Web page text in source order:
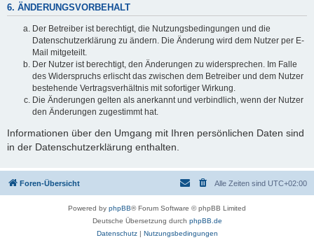
6. ÄNDERUNGSVORBEHALT
Der Betreiber ist berechtigt, die Nutzungsbedingungen und die
Datenschutzerklärung zu ändern. Die Änderung wird dem Nutzer per E-
Mail mitgeteilt.
Der Nutzer ist berechtigt, den Änderungen zu widersprechen. Im Falle
des Widerspruchs erlischt das zwischen dem Betreiber und dem Nutzer
bestehende Vertragsverhältnis mit sofortiger Wirkung.
Die Änderungen gelten als anerkannt und verbindlich, wenn der Nutzer
den Änderungen zugestimmt hat.
Informationen über den Umgang mit Ihren persönlichen Daten sind
in der Datenschutzerklärung enthalten.
Foren-Übersicht Alle Zeiten sind UTC+02:00
Powered by phpBB® Forum Software © phpBB Limited
Deutsche Übersetzung durch phpBB.de
Datenschutz| Nutzungsbedingungen